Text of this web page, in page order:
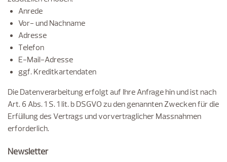
Anrede
Vor- und Nachname
Adresse
Telefon
E-Mail-Adresse
ggf. Kreditkartendaten
Die Datenverarbeitung erfolgt auf Ihre Anfrage hin und ist nach
Art. 6 Abs. 1 S. 1 lit. b DSGVO zu den genannten Zwecken für die
Erfüllung des Vertrags und vorvertraglicher Massnahmen
erforderlich.
Newsletter